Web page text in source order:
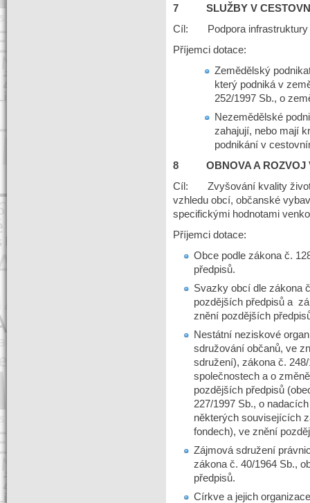
7 SLUŽBY V
Cíl: Podpora infrastruktury
Příjemci dotace:
Zemědělský
který podniká v
252/1997 Sb., o
Nezemědělské
zahajují, nebo mají
podnikání v
8 OBNOVA A ROZVOJ
Cíl: Zvyšování kvality
vzhledu obcí, občanské
specifickými hodnotami
Příjemci dotace:
Obce podle zákona č.
předpisů.
Svazky obcí dle zákona
pozdějších předpisů a
znění pozdějších
Nestátní neziskové
sdružování občanů, ve
sdružení), zákona č.
společnostech a o
pozdějších předpisů
227/1997 Sb., o
některých souvisejících
fondech), ve znění
Zájmová sdružení
zákona č. 40/1964 Sb.,
předpisů.
Církve a jejich